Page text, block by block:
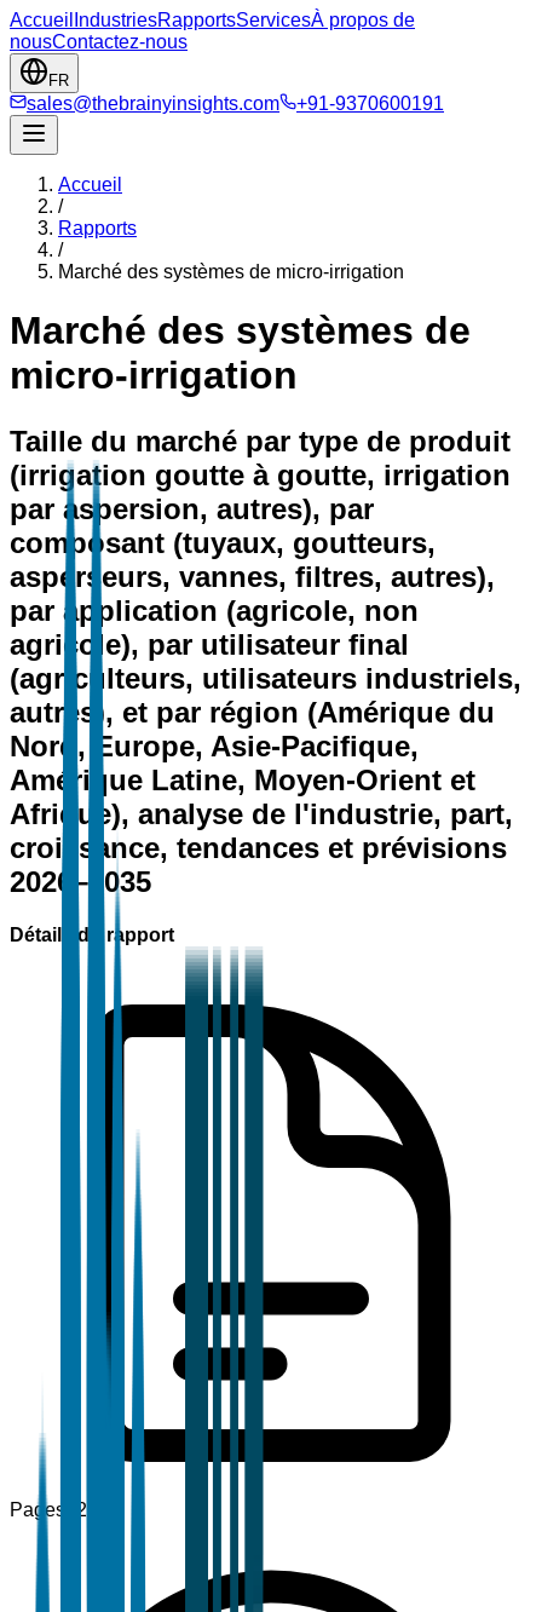
Accueil IndustriesRapportsServicesÀ propos de
nousContactez-nous
FR
sales@thebrainyinsights.com +91-9370600191
Accueil
/
Rapports
/
Marché des systèmes de micro-irrigation
Marché des systèmes de
micro-irrigation
Taille du marché par type de produit
(irrigation goutte à goutte, irrigation
par aspersion, autres), par
composant (tuyaux, goutteurs,
asperseurs, vannes, filtres, autres),
par application (agricole, non
agricole), par utilisateur final
(agriculteurs, utilisateurs industriels,
autres), et par région (Amérique du
Nord, Europe, Asie-Pacifique,
Amérique Latine, Moyen-Orient et
Afrique), analyse de l'industrie, part,
croissance, tendances et prévisions
2026–2035
Détails du rapport
Pages 120+